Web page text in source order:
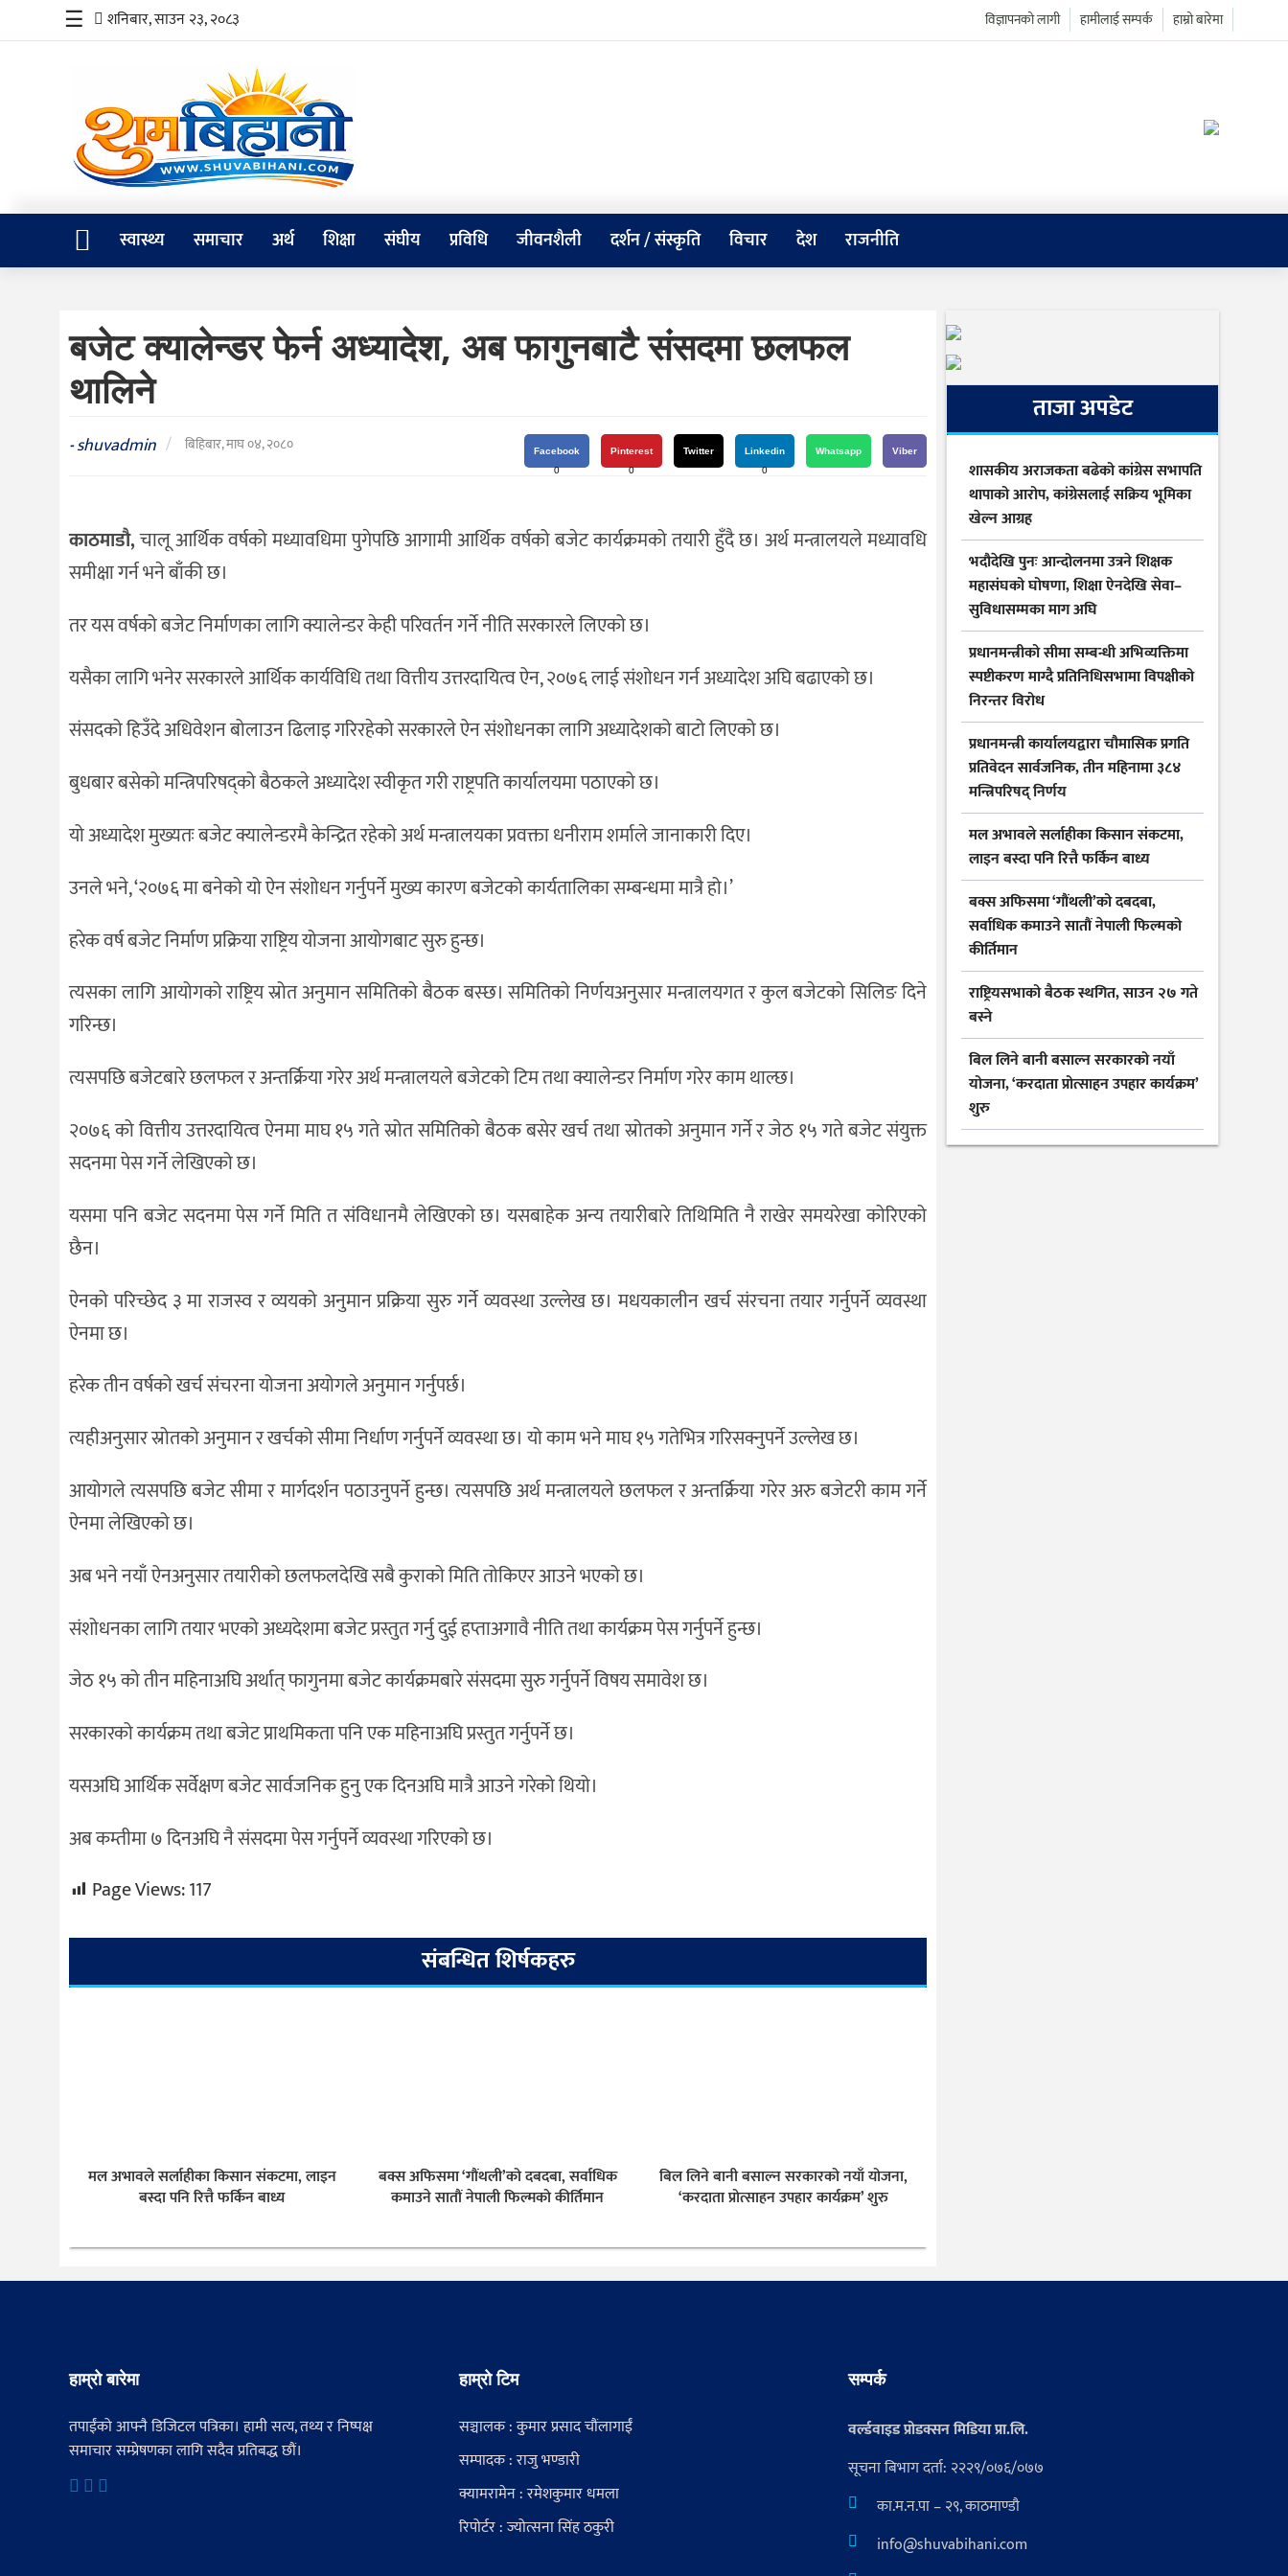
समाचार
संघीय
जीवनशैली
संस्कृति
राजनीति
☰ शनिबार, साउन २३, २०८३ हाम्रो बारेमा
हामीलाई सम्पर्क
विज्ञापनको लागी
स्वास्थ्य समाचार अर्थ शिक्षा संघीय प्रविधि जीवनशैली दर्शन / संस्कृति विचार देश राजनीति
बजेट क्यालेन्डर फेर्न अध्यादेश, अब फागुनबाटै संसदमा छलफल
थालिने
-shuvadmin / बिहिबार, माघ ०४, २०८०
Facebook
0
Pinterest
0
Twitter
Linkedin
0
Whatsapp Viber
काठमाडौ,चालू आर्थिक वर्षको मध्यावधिमा पुगेपछि आगामी आर्थिक वर्षको बजेट कार्यक्रमको तयारी हुँदै छ। अर्थ मन्त्रालयले मध्यावधि
समीक्षा गर्न भने बाँकी छ।
तर यस वर्षको बजेट निर्माणका लागि क्यालेन्डर केही परिवर्तन गर्ने नीति सरकारले लिएको छ।
यसैका लागि भनेर सरकारले आर्थिक कार्यविधि तथा वित्तीय उत्तरदायित्व ऐन, २०७६ लाई संशोधन गर्न अध्यादेश अघि बढाएको छ।
संसदको हिउँदे अधिवेशन बोलाउन ढिलाइ गरिरहेको सरकारले ऐन संशोधनका लागि अध्यादेशको बाटो लिएको छ।
बुधबार बसेको मन्त्रिपरिषद्को बैठकले अध्यादेश स्वीकृत गरी राष्ट्रपति कार्यालयमा पठाएको छ।
यो अध्यादेश मुख्यतः बजेट क्यालेन्डरमै केन्द्रित रहेको अर्थ मन्त्रालयका प्रवक्ता धनीराम शर्माले जानाकारी दिए।
उनले भने, ‘२०७६ मा बनेको यो ऐन संशोधन गर्नुपर्ने मुख्य कारण बजेटको कार्यतालिका सम्बन्धमा मात्रै हो।’
हरेक वर्ष बजेट निर्माण प्रक्रिया राष्ट्रिय योजना आयोगबाट सुरु हुन्छ।
त्यसका लागि आयोगको राष्ट्रिय स्रोत अनुमान समितिको बैठक बस्छ। समितिको निर्णयअनुसार मन्त्रालयगत र कुल बजेटको सिलिङ दिने
गरिन्छ।
त्यसपछि बजेटबारे छलफल र अन्तर्क्रिया गरेर अर्थ मन्त्रालयले बजेटको टिम तथा क्यालेन्डर निर्माण गरेर काम थाल्छ।
२०७६ को वित्तीय उत्तरदायित्व ऐनमा माघ १५ गते स्रोत समितिको बैठक बसेर खर्च तथा स्रोतको अनुमान गर्ने र जेठ १५ गते बजेट संयुक्त
सदनमा पेस गर्ने लेखिएको छ।
यसमा पनि बजेट सदनमा पेस गर्ने मिति त संविधानमै लेखिएको छ। यसबाहेक अन्य तयारीबारे तिथिमिति नै राखेर समयरेखा कोरिएको
छैन।
ऐनको परिच्छेद ३ मा राजस्व र व्ययको अनुमान प्रक्रिया सुरु गर्ने व्यवस्था उल्लेख छ। मधयकालीन खर्च संरचना तयार गर्नुपर्ने व्यवस्था
ऐनमा छ।
हरेक तीन वर्षको खर्च संचरना योजना अयोगले अनुमान गर्नुपर्छ।
त्यहीअनुसार स्रोतको अनुमान र खर्चको सीमा निर्धाण गर्नुपर्ने व्यवस्था छ। यो काम भने माघ १५ गतेभित्र गरिसक्नुपर्ने उल्लेख छ।
आयोगले त्यसपछि बजेट सीमा र मार्गदर्शन पठाउनुपर्ने हुन्छ। त्यसपछि अर्थ मन्त्रालयले छलफल र अन्तर्क्रिया गरेर अरु बजेटरी काम गर्ने
ऐनमा लेखिएको छ।
अब भने नयाँ ऐनअनुसार तयारीको छलफलदेखि सबै कुराको मिति तोकिएर आउने भएको छ।
संशोधनका लागि तयार भएको अध्यदेशमा बजेट प्रस्तुत गर्नु दुई हप्ताअगावै नीति तथा कार्यक्रम पेस गर्नुपर्ने हुन्छ।
जेठ १५ को तीन महिनाअघि अर्थात् फागुनमा बजेट कार्यक्रमबारे संसदमा सुरु गर्नुपर्ने विषय समावेश छ।
सरकारको कार्यक्रम तथा बजेट प्राथमिकता पनि एक महिनाअघि प्रस्तुत गर्नुपर्ने छ।
यसअघि आर्थिक सर्वेक्षण बजेट सार्वजनिक हुनु एक दिनअघि मात्रै आउने गरेको थियो।
अब कम्तीमा ७ दिनअघि नै संसदमा पेस गर्नुपर्ने व्यवस्था गरिएको छ।
Page Views:117
संबन्धित शिर्षकहरु
मल अभावले सर्लाहीका किसान संकटमा, लाइन
बस्दा पनि रित्तै फर्किन बाध्य
बक्स अफिसमा ‘गौंथली’को दबदबा, सर्वाधिक
कमाउने सातौं नेपाली फिल्मको कीर्तिमान
बिल लिने बानी बसाल्न सरकारको नयाँ योजना,
‘करदाता प्रोत्साहन उपहार कार्यक्रम’ शुरु
ताजा अपडेट
शासकीय अराजकता बढेको कांग्रेस सभापति
थापाको आरोप, कांग्रेसलाई सक्रिय भूमिका
खेल्न आग्रह
भदौदेखि पुनः आन्दोलनमा उत्रने शिक्षक
महासंघको घोषणा, शिक्षा ऐनदेखि सेवा–
सुविधासम्मका माग अघि
प्रधानमन्त्रीको सीमा सम्बन्धी अभिव्यक्तिमा
स्पष्टीकरण माग्दै प्रतिनिधिसभामा विपक्षीको
निरन्तर विरोध
प्रधानमन्त्री कार्यालयद्वारा चौमासिक प्रगति
प्रतिवेदन सार्वजनिक, तीन महिनामा ३८४
मन्त्रिपरिषद् निर्णय
मल अभावले सर्लाहीका किसान संकटमा,
लाइन बस्दा पनि रित्तै फर्किन बाध्य
बक्स अफिसमा ‘गौंथली’को दबदबा,
सर्वाधिक कमाउने सातौं नेपाली फिल्मको
कीर्तिमान
राष्ट्रियसभाको बैठक स्थगित, साउन २७ गते
बस्ने
बिल लिने बानी बसाल्न सरकारको नयाँ
योजना, ‘करदाता प्रोत्साहन उपहार कार्यक्रम’
शुरु
हाम्रो बारेमा
तपाईंको आफ्नै डिजिटल पत्रिका। हामी सत्य, तथ्य र निष्पक्ष
समाचार सम्प्रेषणका लागि सदैव प्रतिबद्ध छौं।
हाम्रो टिम
सञ्चालक : कुमार प्रसाद चौंलागाईं
सम्पादक : राजु भण्डारी
क्यामरामेन : रमेशकुमार धमला
रिपोर्टर : ज्योत्सना सिंह ठकुरी
सम्पर्क
वर्ल्डवाइड प्रोडक्सन मिडिया प्रा.लि.
सूचना बिभाग दर्ता: २२२९/०७६/०७७
का.म.न.पा – २९, काठमाण्डौ
info@shuvabihani.com